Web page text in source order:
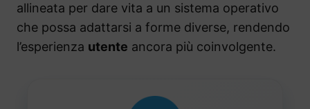
allineata per dare vita a un sistema operativo
che possa adattarsi a forme diverse, rendendo
l’esperienza utente ancora più coinvolgente.